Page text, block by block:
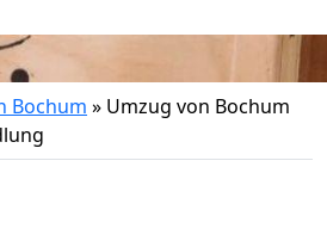
Bochum » Umzug von Bochum